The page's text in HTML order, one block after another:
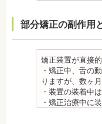
は、皮膚科で行
膜にアレルギー
医師の指示を仰
抜歯・麻酔 ・矯
ない場合は、抜
康上問題のない
・抜歯する場合
・矯正治療中に
ついたり、口内
を感じることも
で対処する場合
ます。
・矯正装置を装
直後に痛みを感
まる場合が多い
部分矯正の副作用
矯正装置が直接
・矯正中、舌の
りますが、数ヶ
・装置の装着中
・矯正治療中に